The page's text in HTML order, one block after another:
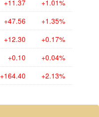
+11.37 +1.01%
+47.56 +1.35%
+12.30 +0.17%
+0.10 +0.04%
+164.40 +2.13%